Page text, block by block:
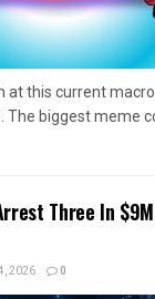
at this current
biggest meme
Three In
2026 0